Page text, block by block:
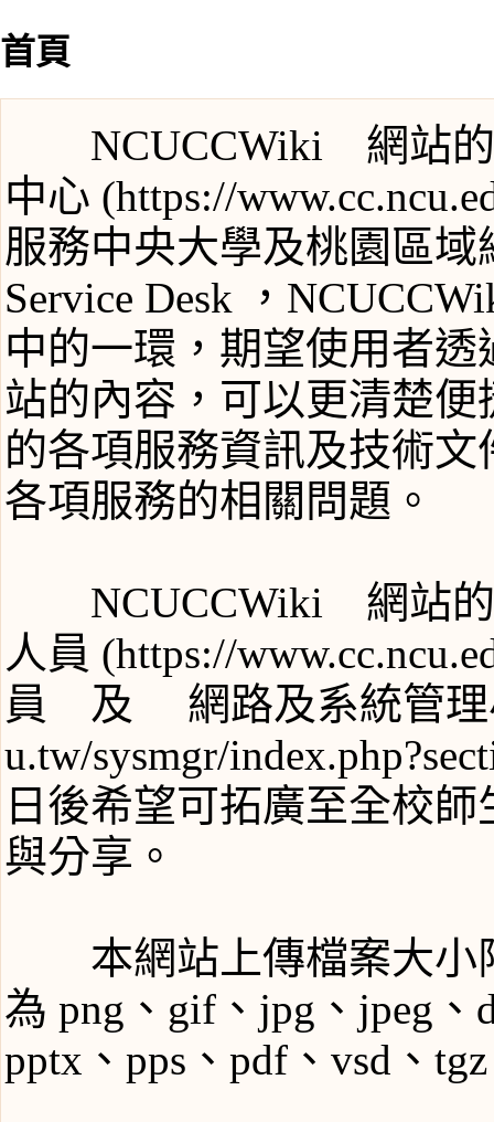
首頁
NCUCCWiki 網站
中心
服務中央大學及桃園區
Service Desk ，
中的一環，期望使用者
站的內容，可以更清楚
的各項服務資訊及技術
各項服務的相關問題。
NCUCCWiki 網站
人員
員 及 網路及系統管
日後希望可拓廣至全校
與分享。
本網站上傳檔案大小
為 png、gif、jpg、jpeg
pptx、pps、pdf、vsd、